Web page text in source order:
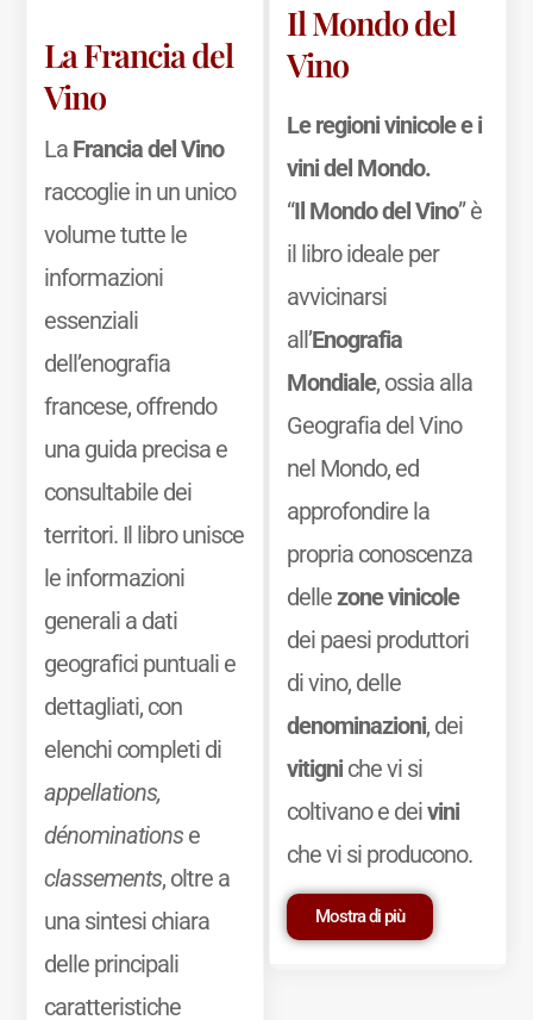
La Francia del
Vino
La Francia del Vino
raccoglie in un unico
volume tutte le
informazioni
essenziali
dell’enografia
francese, offrendo
una guida precisa e
consultabile dei
territori. Il libro unisce
le informazioni
generali a dati
geografici puntuali e
dettagliati, con
elenchi completi di
appellations,
dénominationse
classements, oltre a
una sintesi chiara
delle principali
caratteristiche
Il Mondo del
Vino
Le regioni vinicole e i
vini del Mondo.
“Il Mondo del Vino” è
il libro ideale per
avvicinarsi
all’Enografia
Mondiale, ossia alla
Geografia del Vino
nel Mondo, ed
approfondire la
propria conoscenza
dellezone vinicole
dei paesi produttori
di vino, delle
denominazioni, dei
vitigniche vi si
coltivano e deivini
che vi si producono.
Mostra di più